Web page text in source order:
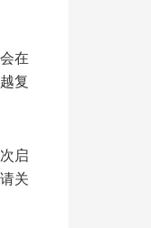
在
复
启
关